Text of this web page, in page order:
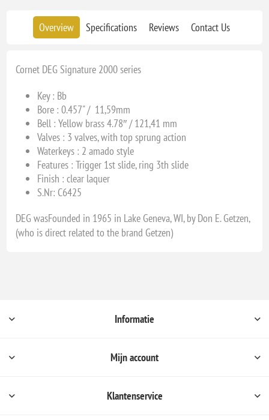
Overview Specifications Reviews Contact Us
Cornet DEG Signature 2000 series
Key : Bb
Bore : 0.457" / 11,59mm
Bell : Yellow brass 4.78″ / 121,41 mm
Valves : 3 valves, with top sprung action
Waterkeys : 2 amado style
Features :Trigger 1st slide, ring 3th slide
Finish : clear laquer
S.Nr: C6425
DEG wasFounded in 1965 in Lake Geneva, WI, by Don E. Getzen,
(who is direct related to the brand Getzen)
Informatie
Mijn account
Klantenservice